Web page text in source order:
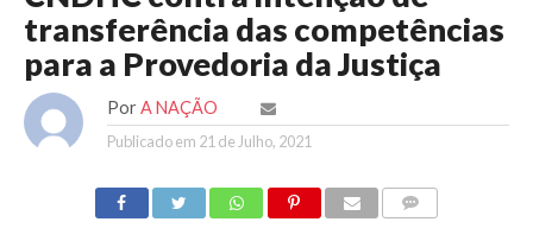
transferência das competências
para a Provedoria da Justiça
Por A NAÇÃO
Publicado em 21 de Julho, 2021